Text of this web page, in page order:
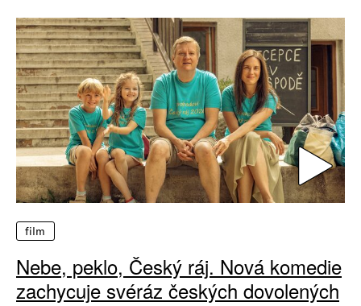
film
Nebe, peklo, Český ráj. Nová komedie
zachycuje svéráz českých dovolených